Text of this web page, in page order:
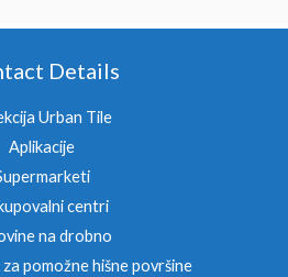
Details
Urban Tile
Aplikacije
centri
na drobno
pomožne hišne površine